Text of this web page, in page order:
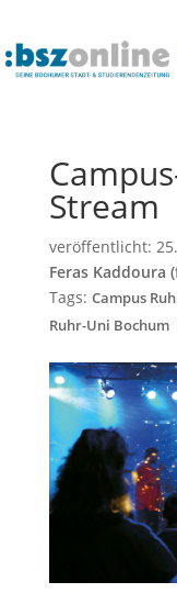
Stream
veröffentlicht:
Feras Kaddoura
Tags: Campus
Ruhr-Uni Bochum